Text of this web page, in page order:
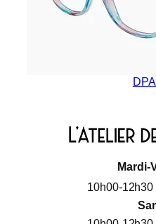
Mardi-
10h00-